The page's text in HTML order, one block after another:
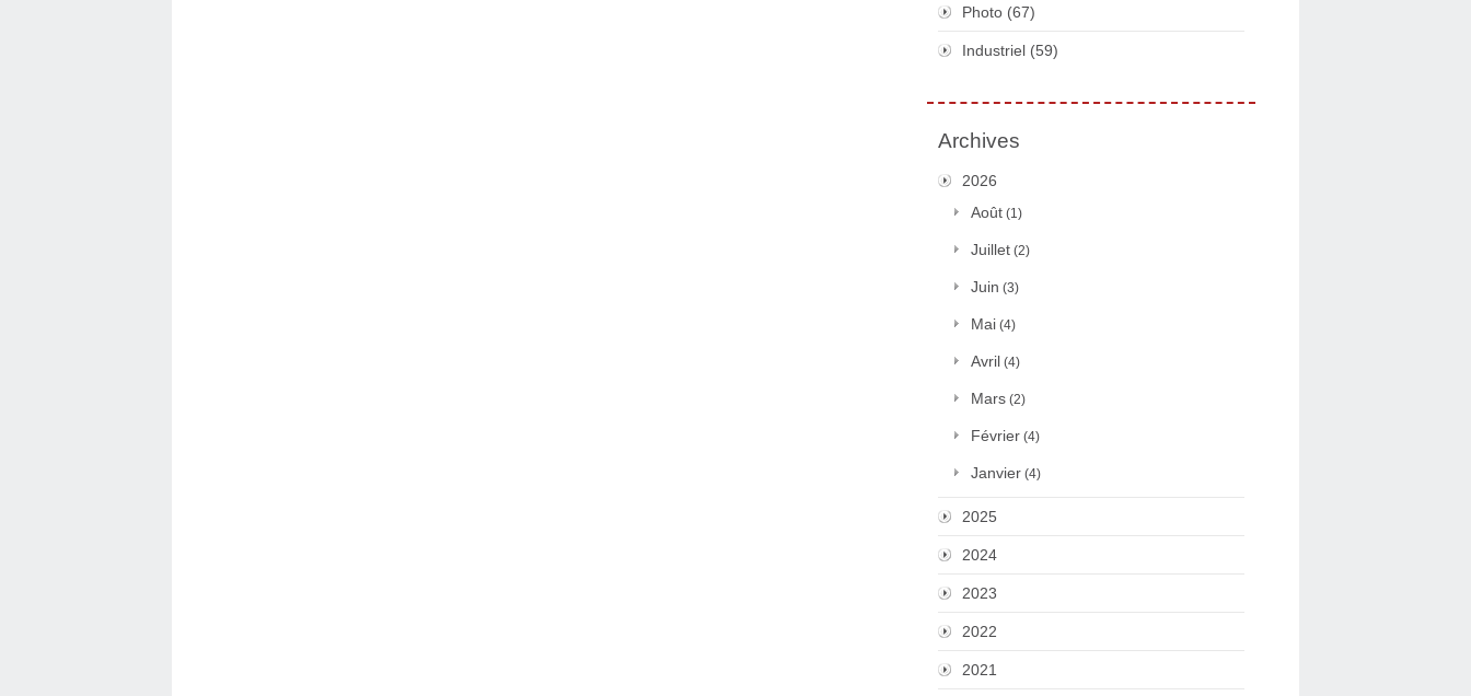
Photo (67)
Industriel (59)
Archives
2026
Août (1)
Juillet (2)
Juin (3)
Mai (4)
Avril (4)
Mars (2)
Février (4)
Janvier (4)
2025
2024
2023
2022
2021